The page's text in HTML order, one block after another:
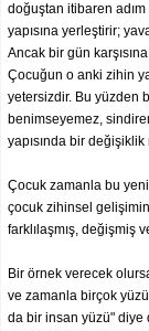
doğuştan itibaren
yapısına yerleştirir;
Ancak bir gün
Çocuğun o anki zihin
yetersizdir. Bu yüzden
benimseyemez,
yapısında bir
Çocuk zamanla bu
çocuk zihinsel
farklılaşmış, değişmiş
Bir örnek verecek
ve zamanla birçok
da bir insan yüzü" diye